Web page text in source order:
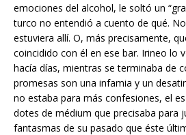
emociones del alcohol, le soltó un
turco no entendió a cuento de qué.
estuviera allí. O, más precisamente,
coincidido con él en ese bar. Irineo lo
hacía días, mientras se terminaba de
promesas son una infamia y un
no estaba para más confesiones, el
dotes de médium que precisaba para
fantasmas de su pasado que éste